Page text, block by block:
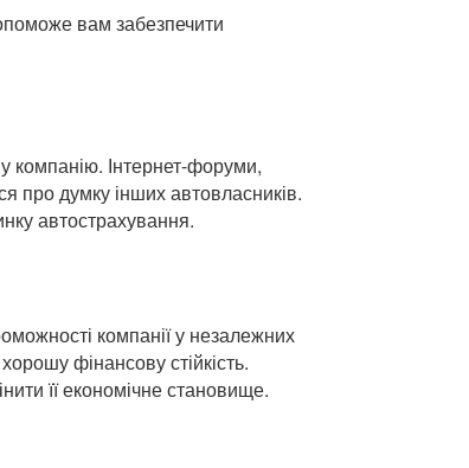
вам забезпечити
компанію. Інтернет-форуми,
про думку інших автовласників.
автострахування.
компанії у незалежних
фінансову стійкість.
її економічне становище.